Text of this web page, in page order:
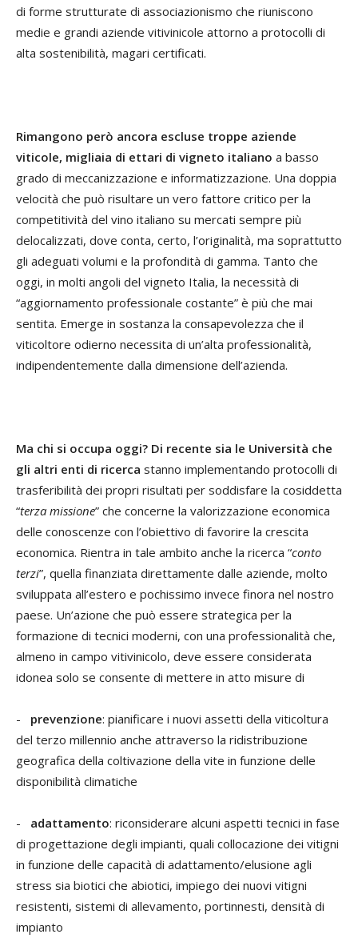
di forme strutturate di associazionismo che riuniscono
medie e grandi aziende vitivinicole attorno a protocolli di
alta sostenibilità, magari certificati.
Rimangono però ancora escluse troppe aziende
viticole, migliaia di ettari di vigneto italiano a basso
grado di meccanizzazione e informatizzazione. Una doppia
velocità che può risultare un vero fattore critico per la
competitività del vino italiano su mercati sempre più
delocalizzati, dove conta, certo, l’originalità, ma soprattutto
gli adeguati volumi e la profondità di gamma. Tanto che
oggi, in molti angoli del vigneto Italia, la necessità di
“aggiornamento professionale costante” è più che mai
sentita. Emerge in sostanza la consapevolezza che il
viticoltore odierno necessita di un’alta professionalità,
indipendentemente dalla dimensione dell’azienda.
Ma chi si occupa oggi? Di recente sia le Università che
gli altri enti di ricerca stanno implementando protocolli di
trasferibilità dei propri risultati per soddisfare la cosiddetta
“terza missione” che concerne la valorizzazione economica
delle conoscenze con l’obiettivo di favorire la crescita
economica. Rientra in tale ambito anche la ricerca “conto
terzi”, quella finanziata direttamente dalle aziende, molto
sviluppata all’estero e pochissimo invece finora nel nostro
paese. Un’azione che può essere strategica per la
formazione di tecnici moderni, con una professionalità che,
almeno in campo vitivinicolo, deve essere considerata
idonea solo se consente di mettere in atto misure di
- prevenzione: pianificare i nuovi assetti della viticoltura
del terzo millennio anche attraverso la ridistribuzione
geografica della coltivazione della vite in funzione delle
disponibilità climatiche
- adattamento: riconsiderare alcuni aspetti tecnici in fase
di progettazione degli impianti, quali collocazione dei vitigni
in funzione delle capacità di adattamento/elusione agli
stress sia biotici che abiotici, impiego dei nuovi vitigni
resistenti, sistemi di allevamento, portinnesti, densità di
impianto